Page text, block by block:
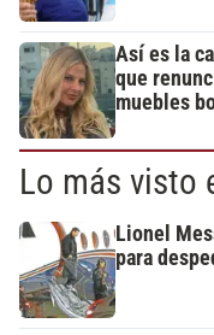
Así es la
que
muebles
Lo más visto
Lionel
para